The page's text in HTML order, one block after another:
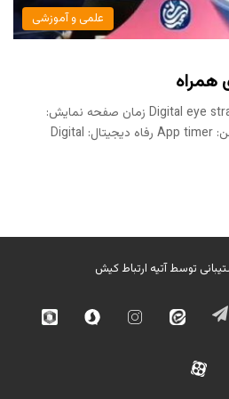
علمی و آموزشی
همراه
دانلود فشار دیجیتالی چشم: Digital eye strain زمان صفحه نمایش:
Screen time زمانبندی اپلیکیشن: App timer رفاه دیجیتال: Digital
توسطآتیه ارتباط کیش
تلگرام ایتا
اینستاگرامسروش